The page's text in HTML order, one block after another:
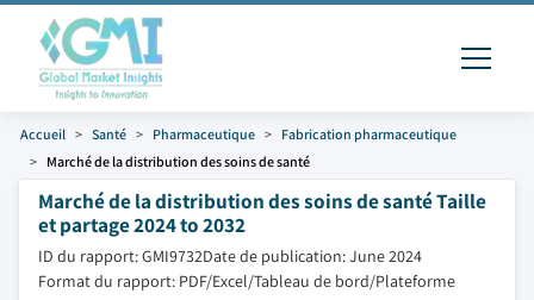
Accueil Santé Pharmaceutique
Fabrication pharmaceutique
Marché de la distribution des soins de santé
Marché de la distribution des soins de santé Taille
et partage 2024 to 2032
ID du rapport: GMI9732Date de publication: June 2024
Format du rapport: PDF/Excel/Tableau de bord/Plateforme